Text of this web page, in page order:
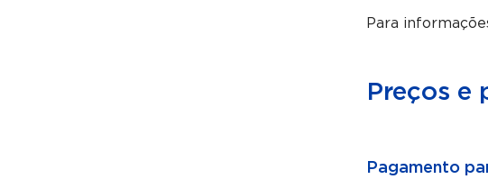
Para
Preços e
Pagamento